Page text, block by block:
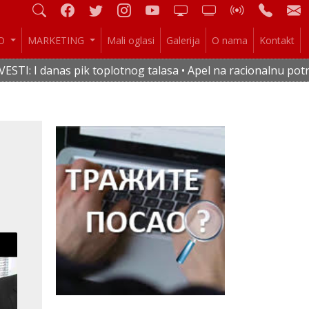
MARKETING Mali oglasi Galerija O nama Kontakt
toplotnog talasa • Apel na racionalnu potrošnju vode i